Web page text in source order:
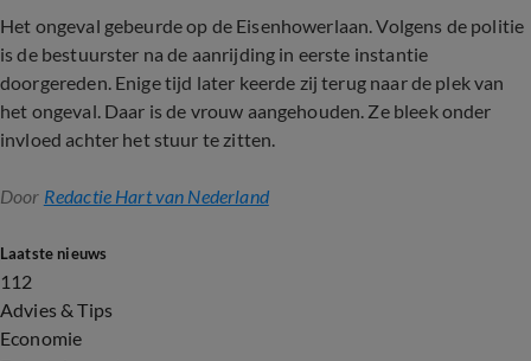
Het ongeval gebeurde op de Eisenhowerlaan. Volgens de politie
is de bestuurster na de aanrijding in eerste instantie
doorgereden. Enige tijd later keerde zij terug naar de plek van
het ongeval. Daar is de vrouw aangehouden. Ze bleek onder
invloed achter het stuur te zitten.
Door Redactie Hart van Nederland
Laatste nieuws
112
Advies & Tips
Economie